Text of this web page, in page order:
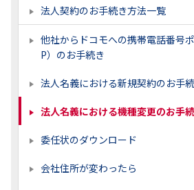
法人契約のお手続き方法一覧
他社からドコモへの携帯電話番号
P）のお手続き
法人名義における新規契約のお手
法人名義における機種変更のお手
委任状のダウンロード
会社住所が変わったら